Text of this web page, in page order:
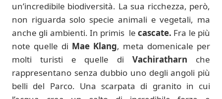
un’incredibile biodiversità. La sua ricchezza, però,
non riguarda solo specie animali e vegetali, ma
anche gli ambienti. In primis lecascate. Fra le più
note quelle di Mae Klang, meta domenicale per
molti turisti e quelle diVachiratharn che
rappresentano senza dubbio uno degli angoli più
belli del Parco. Una scarpata di granito in cui